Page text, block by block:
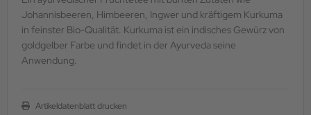
Johannisbeeren, Himbeeren, Ingwer und kräftigem Kurkuma
in feinster Bio-Qualität. Kurkuma ist ein indisches Gewürz von
goldgelber Farbe und findet in der Ayurveda seine
Anwendung.
Artikeldatenblatt drucken